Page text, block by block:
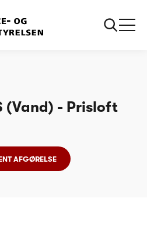
(Vand) - Prisloft
AFGØRELSE